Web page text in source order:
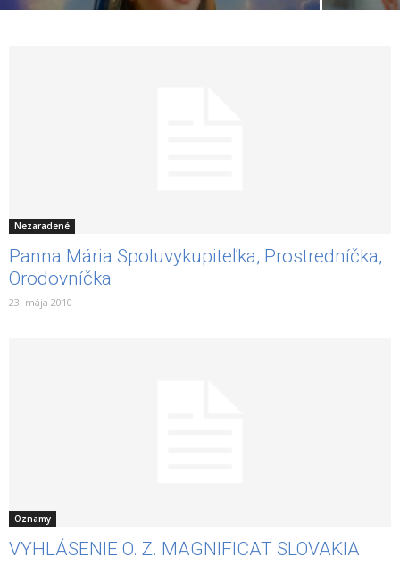
Nezaradené
Panna Mária Spoluvykupiteľka, Prostredníčka,
Orodovníčka
23. mája 2010
Oznamy
VYHLÁSENIE O. Z. MAGNIFICAT SLOVAKIA